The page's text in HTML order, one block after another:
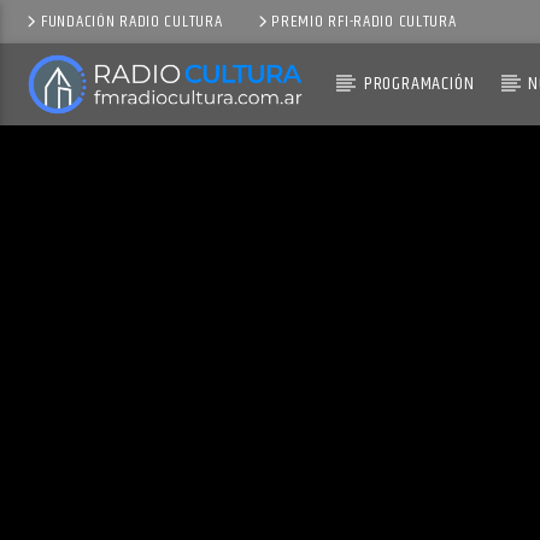
FUNDACIÓN RADIO CULTURA PREMIO RFI-RADIO CULTURA
PROGRAMACIÓN